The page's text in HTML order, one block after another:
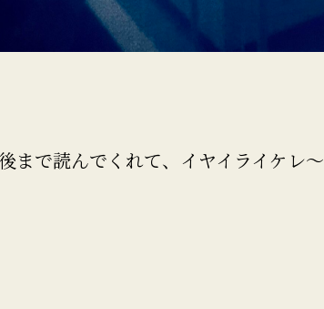
まで読んでくれて、イヤイライケレ〜